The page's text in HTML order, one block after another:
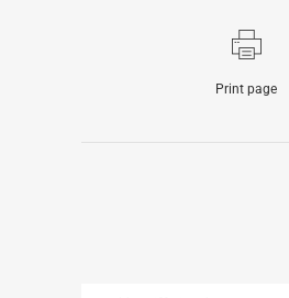
Print page